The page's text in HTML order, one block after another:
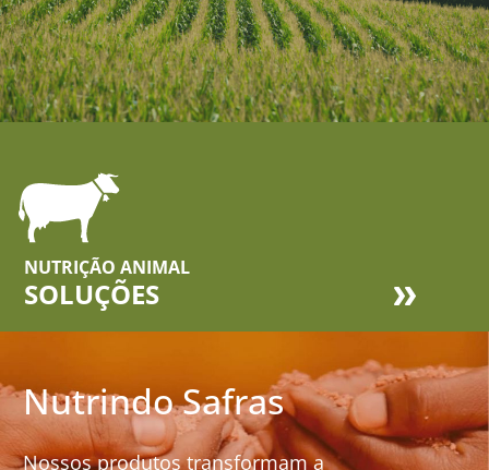
NUTRIÇÃO ANIMAL
SOLUÇÕES
Nutrindo Safras
Nossos produtos transformam a